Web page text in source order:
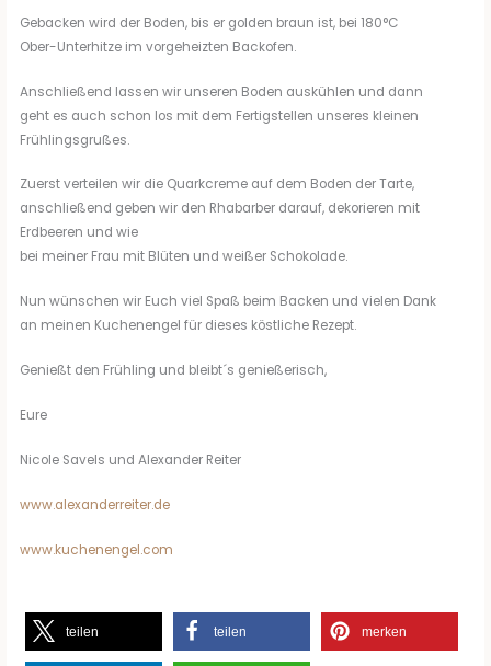
Gebacken wird der Boden, bis er golden braun ist, bei 180°C
Ober-Unterhitze im vorgeheizten Backofen.
Anschließend lassen wir unseren Boden auskühlen und dann
geht es auch schon los mit dem Fertigstellen unseres kleinen
Frühlingsgrußes.
Zuerst verteilen wir die Quarkcreme auf dem Boden der Tarte,
anschließend geben wir den Rhabarber darauf, dekorieren mit
Erdbeeren und wie
bei meiner Frau mit Blüten und weißer Schokolade.
Nun wünschen wir Euch viel Spaß beim Backen und vielen Dank
an meinen Kuchenengel für dieses köstliche Rezept.
Genießt den Frühling und bleibt´s genießerisch,
Eure
Nicole Savels und Alexander Reiter
www.alexanderreiter.de
www.kuchenengel.com
teilen teilen merken